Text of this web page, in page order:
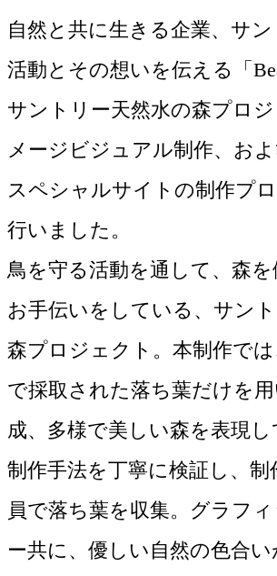
自然と共に生きる企業、サ
活動とその想いを伝える「
サントリー天然水の森プロ
メージビジュアル制作、およ
スペシャルサイトの制作プ
行いました。
鳥を守る活動を通して、森
お手伝いをしている、サン
森プロジェクト。本制作で
で採取された落ち葉だけを
成、多様で美しい森を表現し
制作手法を丁寧に検証し、
員で落ち葉を収集。グラフ
ー共に、優しい自然の色合